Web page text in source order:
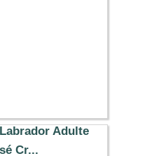
Adulte
Cr...